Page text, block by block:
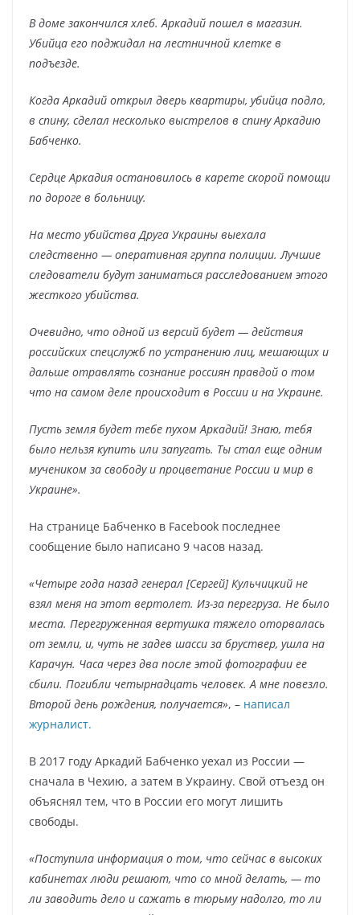
В доме закончился хлеб. Аркадий пошел в магазин.
Убийца его поджидал на лестничной клетке в
подъезде.
Когда Аркадий открыл дверь квартиры, убийца подло,
в спину, сделал несколько выстрелов в спину Аркадию
Бабченко.
Сердце Аркадия остановилось в карете скорой помощи
по дороге в больницу.
На место убийства Друга Украины выехала
следственно — оперативная группа полиции. Лучшие
следователи будут заниматься расследованием этого
жесткого убийства.
Очевидно, что одной из версий будет — действия
российских спецслужб по устранению лиц, мешающих и
дальше отравлять сознание россиян правдой о том
что на самом деле происходит в России и на Украине.
Пусть земля будет тебе пухом Аркадий! Знаю, тебя
было нельзя купить или запугать. Ты стал еще одним
мучеником за свободу и процветание России и мир в
Украине».
На странице Бабченко в Facebook последнее
сообщение было написано 9 часов назад.
«Четыре года назад генерал [Сергей] Кульчицкий не
взял меня на этот вертолет. Из-за перегруза. Не было
места. Перегруженная вертушка тяжело оторвалась
от земли, и, чуть не задев шасси за бруствер, ушла на
Карачун. Часа через два после этой фотографии ее
сбили. Погибли четырнадцать человек. А мне повезло.
Второй день рождения, получается», – написал
журналист.
В 2017 году Аркадий Бабченко уехал из России —
сначала в Чехию, а затем в Украину. Свой отъезд он
объяснял тем, что в России его могут лишить
свободы.
«Поступила информация о том, что сейчас в высоких
кабинетах люди решают, что со мной делать, — то
ли заводить дело и сажать в тюрьму надолго, то ли